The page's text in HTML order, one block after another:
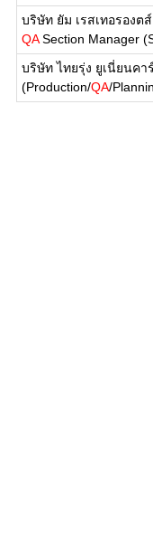
บริษัท ยัม เรสเทอรองต
QASection Manager
บริษัท ไทยรุ่ง ยูเนี่ยนค
(Production/QA/